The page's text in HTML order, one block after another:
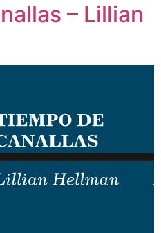
– Lillian